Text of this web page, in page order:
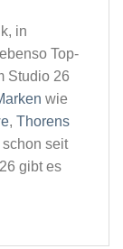
in
Top-
Studio 26
wie
, Thorens
schon seit
gibt es